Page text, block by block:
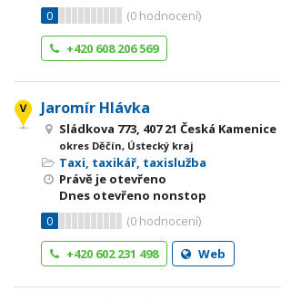
0
(0 hodnocení)
+420 608 206 569
Jaromír Hlávka
Sládkova 773, 407 21 Česká Kamenice
okres Děčín, Ústecký kraj
Taxi, taxikář, taxislužba
Právě je otevřeno
Dnes otevřeno nonstop
0
(0 hodnocení)
+420 602 231 498
Web